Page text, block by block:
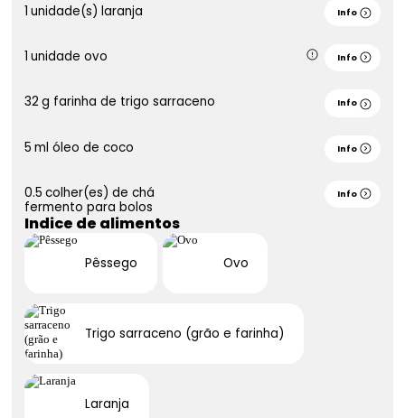
1 unidade(s) laranja Info
1 unidade ovo Info
32 g farinha de trigo sarraceno Info
5 ml óleo de coco Info
0.5 colher(es) de chá
fermento para bolos
Info
Indice de alimentos
Pêssego Ovo
Trigo sarraceno (grão e farinha)
Laranja